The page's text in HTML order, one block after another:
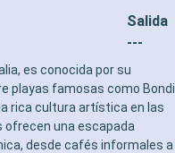
Salida
---
es conocida por su
playas famosas como Bondi
rica cultura artística en las
ofrecen una escapada
desde cafés informales a